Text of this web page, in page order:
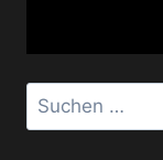
Suchen
nach: